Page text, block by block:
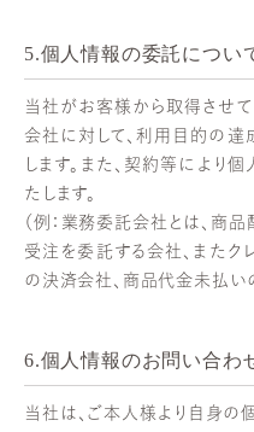
5.個人情報の委託につい
当社がお客様から取得させ
会社に対して、利用目的の
します。また、契約等により
たします。
（例：業務委託会社とは、商
受注を委託する会社、またク
の決済会社、商品代金未払い
6.個人情報のお問い合わ
当社は、ご本人様より自身の